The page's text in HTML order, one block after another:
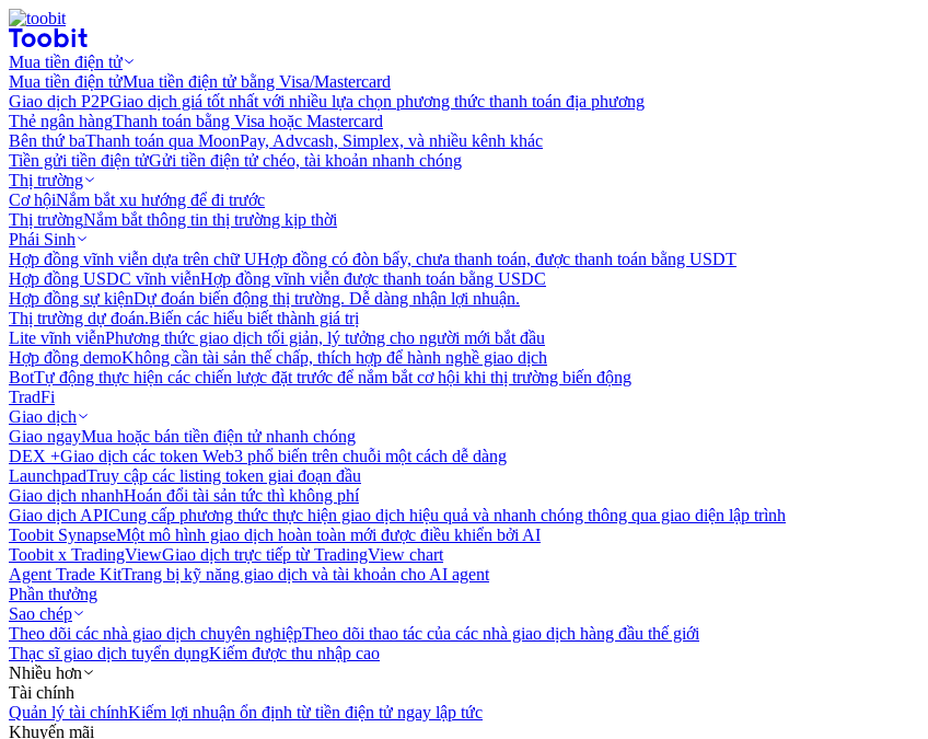
Mua tiền điện tử
Mua tiền điện tửMua tiền điện tử bằng Visa/Mastercard
Giao dịch P2PGiao dịch giá tốt nhất với nhiều lựa chọn phương thức thanh toán địa phương
Thẻ ngân hàngThanh toán bằng Visa hoặc Mastercard
Bên thứ baThanh toán qua MoonPay, Advcash, Simplex, và nhiều kênh khác
Tiền gửi tiền điện tửGửi tiền điện tử chéo, tài khoản nhanh chóng
Thị trường
Cơ hộiNắm bắt xu hướng để đi trước
Thị trườngNắm bắt thông tin thị trường kịp thời
Phái Sinh
Hợp đồng vĩnh viễn dựa trên chữ UHợp đồng có đòn bẩy, chưa thanh toán, được thanh toán bằng USDT
Hợp đồng USDC vĩnh viễnHợp đồng vĩnh viễn được thanh toán bằng USDC
Hợp đồng sự kiệnDự đoán biến động thị trường. Dễ dàng nhận lợi nhuận.
Thị trường dự đoán.Biến các hiểu biết thành giá trị
Lite vĩnh viễnPhương thức giao dịch tối giản, lý tưởng cho người mới bắt đầu
Hợp đồng demoKhông cần tài sản thế chấp, thích hợp để hành nghề giao dịch
BotTự động thực hiện các chiến lược đặt trước để nắm bắt cơ hội khi thị trường biến động
TradFi
Giao dịch
Giao ngayMua hoặc bán tiền điện tử nhanh chóng
DEX +Giao dịch các token Web3 phổ biến trên chuỗi một cách dễ dàng
LaunchpadTruy cập các listing token giai đoạn đầu
Giao dịch nhanhHoán đổi tài sản tức thì không phí
Giao dịch APICung cấp phương thức thực hiện giao dịch hiệu quả và nhanh chóng thông qua giao diện lập trình
Toobit SynapseMột mô hình giao dịch hoàn toàn mới được điều khiển bởi AI
Toobit x TradingViewGiao dịch trực tiếp từ TradingView chart
Agent Trade KitTrang bị kỹ năng giao dịch và tài khoản cho AI agent
Phần thưởng
Sao chép
Theo dõi các nhà giao dịch chuyên nghiệpTheo dõi thao tác của các nhà giao dịch hàng đầu thế giới
Thạc sĩ giao dịch tuyển dụngKiếm được thu nhập cao
Nhiều hơn
Tài chính
Quản lý tài chínhKiếm lợi nhuận ổn định từ tiền điện tử ngay lập tức
Khuyến mãi